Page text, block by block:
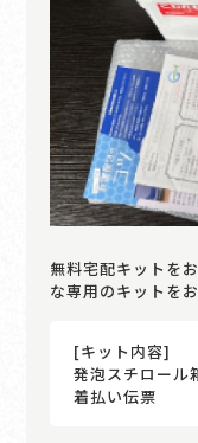
無料宅配キットを
な専用のキットを
[キット内容]
発泡スチロール
着払い伝票